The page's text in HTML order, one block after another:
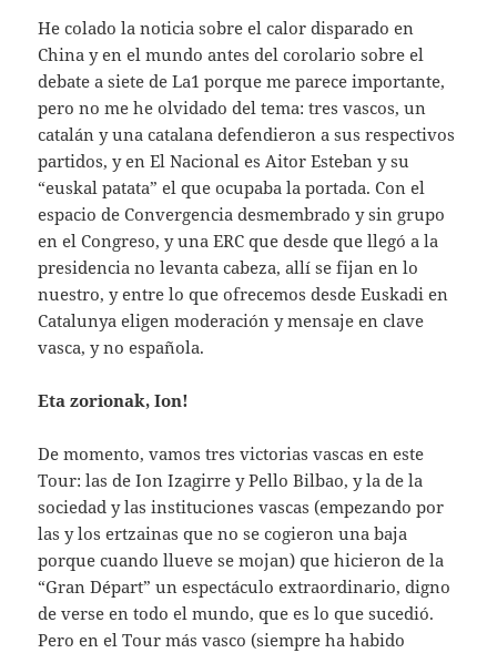
He colado la noticia sobre el calor disparado en
China y en el mundo antes del corolario sobre el
debate a siete de La1 porque me parece importante,
pero no me he olvidado del tema: tres vascos, un
catalán y una catalana defendieron a sus respectivos
partidos, y en El Nacional es Aitor Esteban y su
“euskal patata” el que ocupaba la portada. Con el
espacio de Convergencia desmembrado y sin grupo
en el Congreso, y una ERC que desde que llegó a la
presidencia no levanta cabeza, allí se fijan en lo
nuestro, y entre lo que ofrecemos desde Euskadi en
Catalunya eligen moderación y mensaje en clave
vasca, y no española.
Eta zorionak, Ion!
De momento, vamos tres victorias vascas en este
Tour: las de Ion Izagirre y Pello Bilbao, y la de la
sociedad y las instituciones vascas (empezando por
las y los ertzainas que no se cogieron una baja
porque cuando llueve se mojan) que hicieron de la
“Gran Départ” un espectáculo extraordinario, digno
de verse en todo el mundo, que es lo que sucedió.
Pero en el Tour más vasco (siempre ha habido